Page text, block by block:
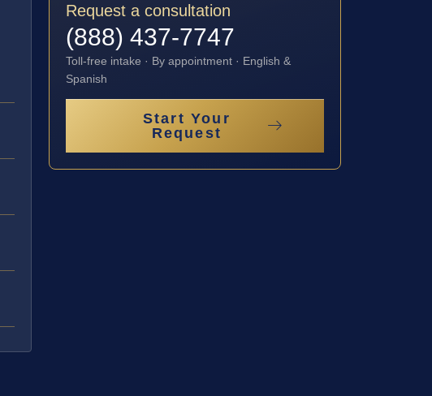
Request a consultation
(888) 437-7747
Toll-free intake · By appointment · English &
Spanish
Start Your
Request